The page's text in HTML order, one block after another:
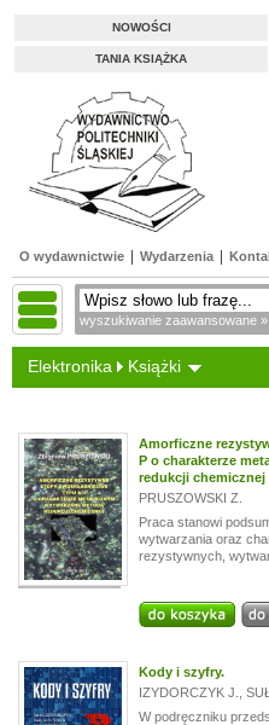
NOWOŚCI
TANIA KSIĄŻKA
O wydawnictwie Wydarzenia
wyszukiwanie zaawansowane »
Elektronika Książki
Amorficzne
P o charakterze
redukcji chemicznej
PRUSZOWSKI Z.
Praca stanowi
wytwarzania oraz
rezystywnych,
Kody i szyfry.
IZYDORCZYK J.
W podręczniku